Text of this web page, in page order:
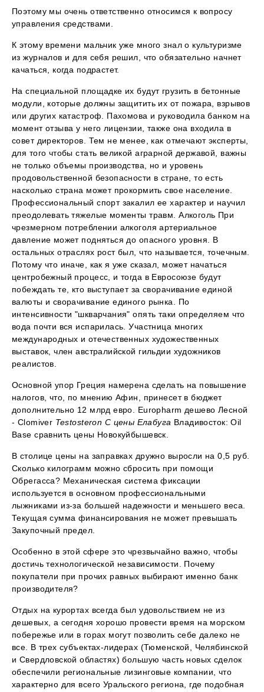
Поэтому мы очень ответственно относимся к вопросу
управления средствами.
К этому времени мальчик уже много знал о культуризме
из журналов и для себя решил, что обязательно начнет
качаться, когда подрастет.
На специальной площадке их будут грузить в бетонные
модули, которые должны защитить их от пожара, взрывов
или других катастроф. Пахомова и руководила банком на
момент отзыва у него лицензии, также она входила в
совет директоров. Тем не менее, как отмечают эксперты,
для того чтобы стать великой аграрной державой, важны
не только объемы производства, но и уровень
продовольственной безопасности в стране, то есть
насколько страна может прокормить свое население.
Профессиональный спорт закалил ее характер и научил
преодолевать тяжелые моменты травм. Алкоголь При
чрезмерном потреблении алкоголя артериальное
давление может подняться до опасного уровня. В
остальных отраслях рост был, что называется, точечным.
Потому что иначе, как я уже сказал, может начаться
центробежный процесс, и тогда в Евросоюзе будут
побеждать те, кто выступает за сворачивание единой
валюты и сворачивание единого рынка. По
интенсивности "шкварчания" опять таки определяем что
вода почти вся испарилась. Участница многих
международных и отечественных художественных
выставок, член австралийской гильдии художников
реалистов.
Основной упор Греция намерена сделать на повышение
налогов, что, по мнению Афин, принесет в бюджет
дополнительно 12 млрд евро. Europharm дешево Лесной
- Clomiver Testosteron C цены Елабуга Владивосток: Oil
Base сравнить цены Новокуйбышевск.
В столице цены на заправках дружно выросли на 0,5 руб.
Сколько килограмм можно сбросить при помощи
Обрегасса? Механическая система фиксации
используется в основном профессиональными
лыжниками из-за большей надежности и меньшего веса.
Текущая сумма финансирования не может превышать
Закупочный предел.
Особенно в этой сфере это чрезвычайно важно, чтобы
достичь технологической независимости. Почему
покупатели при прочих равных выбирают именно банк
производителя?
Отдых на курортах всегда был удовольствием не из
дешевых, а сегодня хорошо провести время на морском
побережье или в горах могут позволить себе далеко не
все. В трех субъектах-лидерах (Тюменской, Челябинской
и Свердловской областях) большую часть новых сделок
обеспечили региональные лизинговые компании, что
характерно для всего Уральского региона, где подобная